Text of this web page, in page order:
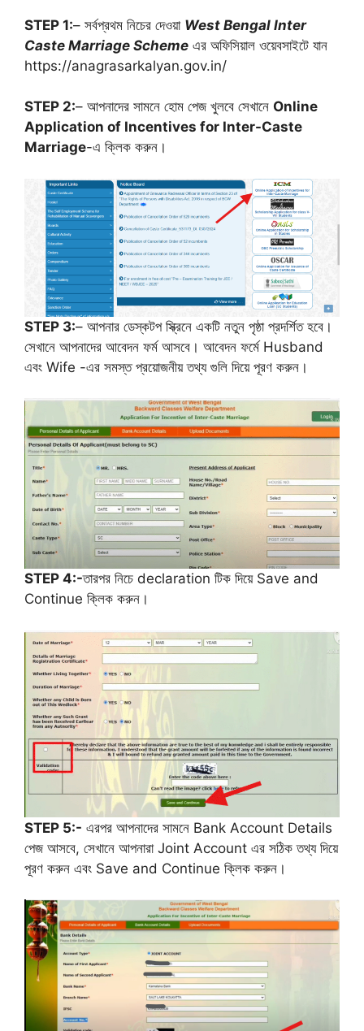
STEP 1:– সর্বপ্রথম নিচের দেওয়া West Bengal Inter
Caste Marriage Scheme এর অফিসিয়াল ওয়েবসাইটে যান
https://anagrasarkalyan.gov.in/
STEP 2:– আপনাদের সামনে হোম পেজ খুলবে সেখানে Online
Application of Incentives for Inter-Caste
Marriage-এ ক্লিক করুন।
STEP 3:– আপনার ডেস্কটপ স্ক্রিনে একটি নতুন পৃষ্ঠা প্রদর্শিত হবে।
সেখানে আপনাদের আবেদন ফর্ম আসবে। আবেদন ফর্মে Husband
এবং Wife -এর সমস্ত প্রয়োজনীয় তথ্য গুলি দিয়ে পূরণ করুন।
STEP 4:-তারপর নিচে declaration টিক দিয়ে Save and
Continue ক্লিক করুন।
STEP 5:- এরপর আপনাদের সামনে Bank Account Details
পেজ আসবে, সেখানে আপনারা Joint Account এর সঠিক তথ্য দিয়ে
পূরণ করুন এবং Save and Continue ক্লিক করুন।